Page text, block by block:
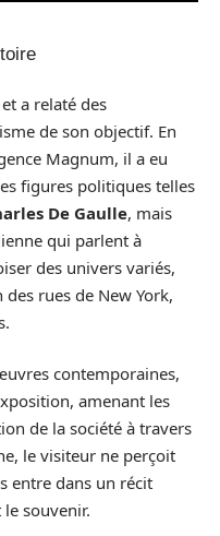
a relaté des
de son objectif. En
Magnum, il a eu
figures politiques telles
De Gaulle, mais
qui parlent à
des univers variés,
rues de New York,
contemporaines,
amenant les
de la société à travers
le visiteur ne perçoit
entre dans un récit
souvenir.